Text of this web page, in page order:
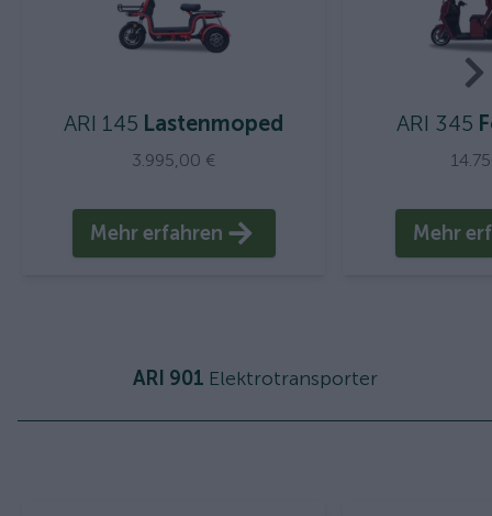
ARI 145 Lastenmoped
3.995,00 €
Mehr erfahren
ARI 345
Mehr
ARI 901 Elektrotransporter